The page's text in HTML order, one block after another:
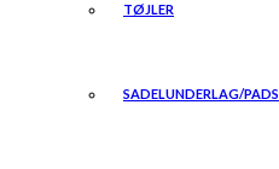
TØJLER
SADELUNDERLAG/PADS